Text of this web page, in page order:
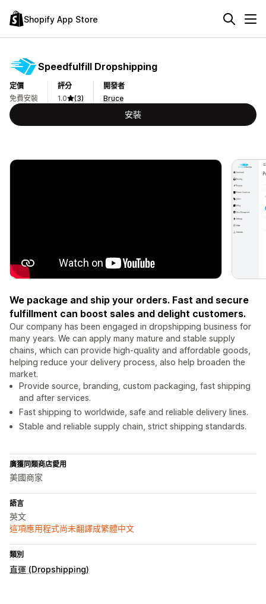
Shopify App Store
Speedfulfill Dropshipping
定價
免費安裝
評分
1.0
(3)
開發者
Bruce
安裝
We package and ship your orders. Fast and secure
fulfillment can boost sales and delight customers.
Our company has been engaged in dropshipping business for
many years. We can apply many mature and stable supply
chains, which can provide high-quality and affordable goods,
helping reduce your delivery process, also help broaden the
market.
Provide source, branding, custom packaging, fast shipping
and after services.
Fast shipping to worldwide, safe and reliable delivery lines.
Stable and reliable supply chain, strict shipping standards.
廣獲同類商店愛用
美國商家
語言
英文
這項應用程式尚未翻譯成繁體中文
類別
直運 (Dropshipping)